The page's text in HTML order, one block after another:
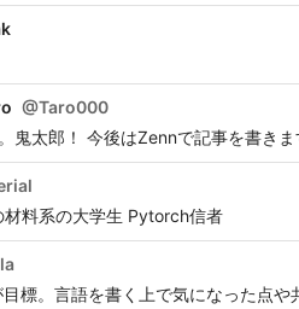
@Taro000
鬼太郎！ 今後はZennで記事を書き
料系の大学生 Pytorch信者
標。言語を書く上で気になった点や